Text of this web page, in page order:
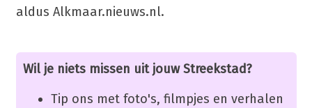
aldus Alkmaar.nieuws.nl.
Wil je niets missen uit jouw Streekstad?
Tip ons met foto's, filmpjes en verhalen